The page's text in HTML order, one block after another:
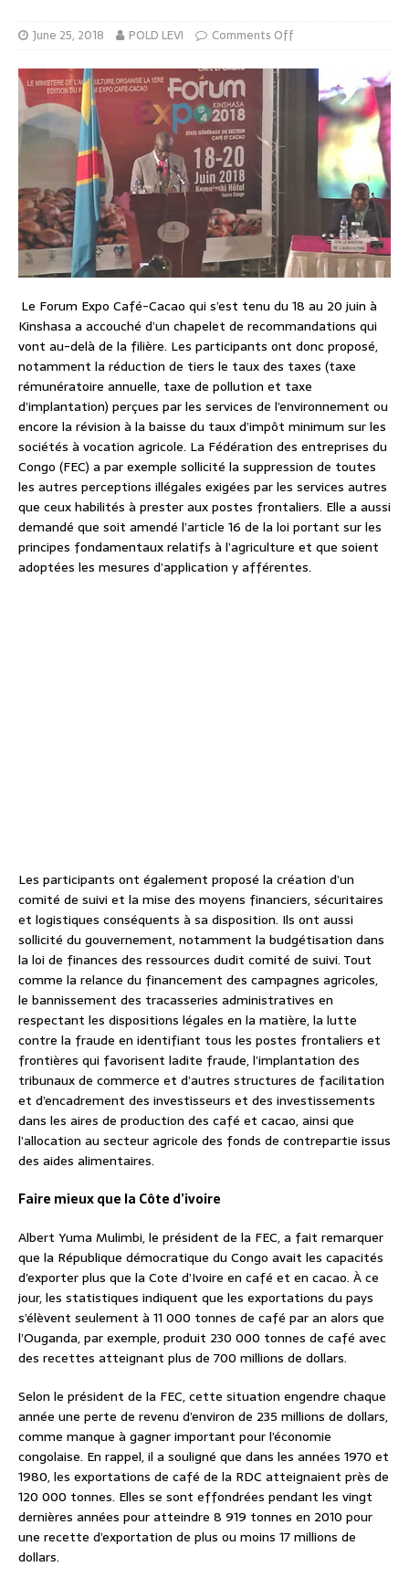
June 25, 2018 POLD LEVI Comments Off
Le Forum Expo Café-Cacao qui s’est tenu du 18 au 20 juin à
Kinshasa a accouché d’un chapelet de recommandations qui
vont au-delà de la filière. Les participants ont donc proposé,
notamment la réduction de tiers le taux des taxes (taxe
rémunératoire annuelle, taxe de pollution et taxe
d’implantation) perçues par les services de l’environnement ou
encore la révision à la baisse du taux d’impôt minimum sur les
sociétés à vocation agricole. La Fédération des entreprises du
Congo (FEC) a par exemple sollicité la suppression de toutes
les autres perceptions illégales exigées par les services autres
que ceux habilités à prester aux postes frontaliers. Elle a aussi
demandé que soit amendé l’article 16 de la loi portant sur les
principes fondamentaux relatifs à l’agriculture et que soient
adoptées les mesures d’application y afférentes.
Les participants ont également proposé la création d’un
comité de suivi et la mise des moyens financiers, sécuritaires
et logistiques conséquents à sa disposition. Ils ont aussi
sollicité du gouvernement, notamment la budgétisation dans
la loi de finances des ressources dudit comité de suivi. Tout
comme la relance du financement des campagnes agricoles,
le bannissement des tracasseries administratives en
respectant les dispositions légales en la matière, la lutte
contre la fraude en identifiant tous les postes frontaliers et
frontières qui favorisent ladite fraude, l’implantation des
tribunaux de commerce et d’autres structures de facilitation
et d’encadrement des investisseurs et des investissements
dans les aires de production des café et cacao, ainsi que
l’allocation au secteur agricole des fonds de contrepartie issus
des aides alimentaires.
Faire mieux que la Côte d’ivoire
Albert Yuma Mulimbi, le président de la FEC, a fait remarquer
que la République démocratique du Congo avait les capacités
d’exporter plus que la Cote d’Ivoire en café et en cacao. À ce
jour, les statistiques indiquent que les exportations du pays
s’élèvent seulement à 11 000 tonnes de café par an alors que
l’Ouganda, par exemple, produit 230 000 tonnes de café avec
des recettes atteignant plus de 700 millions de dollars.
Selon le président de la FEC, cette situation engendre chaque
année une perte de revenu d’environ de 235 millions de dollars,
comme manque à gagner important pour l’économie
congolaise. En rappel, il a souligné que dans les années 1970 et
1980, les exportations de café de la RDC atteignaient près de
120 000 tonnes. Elles se sont effondrées pendant les vingt
dernières années pour atteindre 8 919 tonnes en 2010 pour
une recette d’exportation de plus ou moins 17 millions de
dollars.